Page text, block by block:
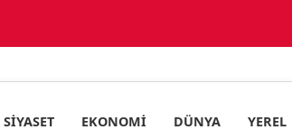
SIYASET EKONOMI DÜNYA YEREL